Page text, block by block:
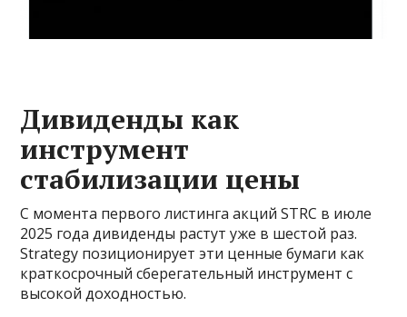
Дивиденды как
инструмент
стабилизации цены
С момента первого листинга акций STRC в июле
2025 года дивиденды растут уже в шестой раз.
Strategy позиционирует эти ценные бумаги как
краткосрочный сберегательный инструмент с
высокой доходностью.